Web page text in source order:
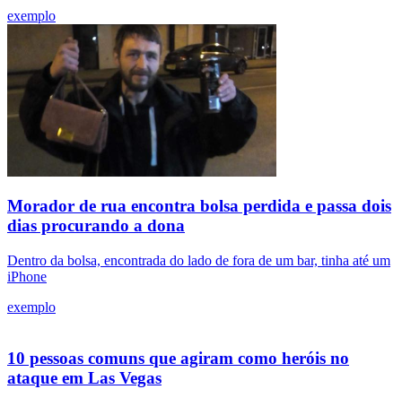
exemplo
Morador de rua encontra bolsa perdida e passa dois
dias procurando a dona
Dentro da bolsa, encontrada do lado de fora de um bar, tinha até um
iPhone
exemplo
10 pessoas comuns que agiram como heróis no
ataque em Las Vegas